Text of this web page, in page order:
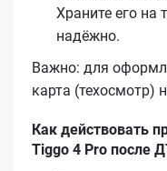
Храните его на
надёжно.
Важно: для
карта (техосмотр)
Как действовать
Tiggo 4 Pro после